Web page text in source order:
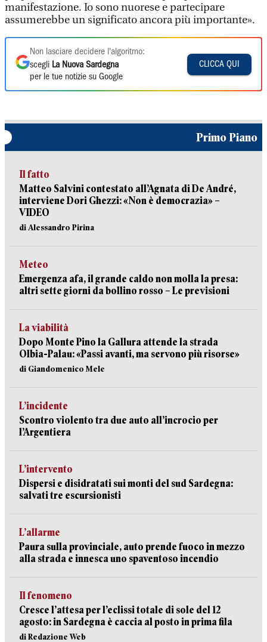
manifestazione. Io sono nuorese e partecipare
assumerebbe un significato ancora più importante».
Non lasciare decidere l'algoritmo:
scegli La Nuova Sardegna
per le tue notizie su Google
CLICCA QUI
Primo Piano
Il fatto
Matteo Salvini contestato all’Agnata di De André,
interviene Dori Ghezzi: «Non è democrazia» –
VIDEO
di Alessandro Pirina
Meteo
Emergenza afa, il grande caldo non molla la presa:
altri sette giorni da bollino rosso – Le previsioni
La viabilità
Dopo Monte Pino la Gallura attende la strada
Olbia-Palau: «Passi avanti, ma servono più risorse»
di Giandomenico Mele
L’incidente
Scontro violento tra due auto all’incrocio per
l’Argentiera
L’intervento
Dispersi e disidratati sui monti del sud Sardegna:
salvati tre escursionisti
L’allarme
Paura sulla provinciale, auto prende fuoco in mezzo
alla strada e innesca uno spaventoso incendio
Il fenomeno
Cresce l’attesa per l’eclissi totale di sole del 12
agosto: in Sardegna è caccia al posto in prima fila
di Redazione Web